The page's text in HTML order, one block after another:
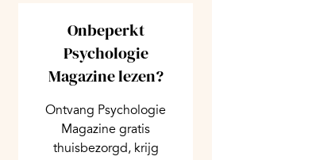
Onbeperkt
Psychologie
Magazine lezen?
Ontvang Psychologie
Magazine gratis
thuisbezorgd, krijg